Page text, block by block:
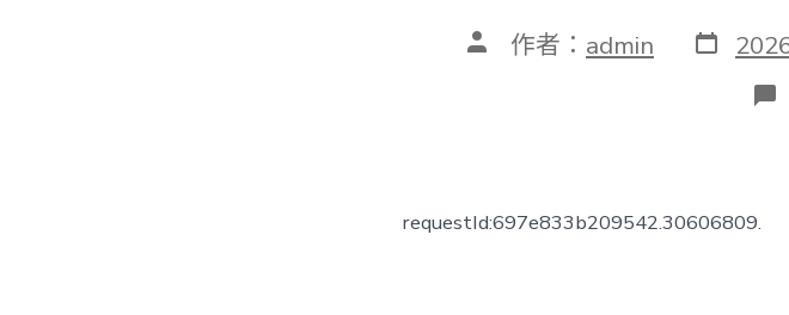
文 作者： admin 發
表
requestId:697e833b209542.30606809.